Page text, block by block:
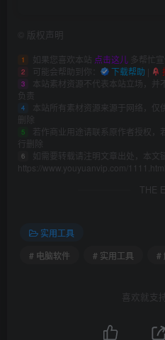
版权声明
1 如果您喜欢本站 点击这儿 多帮忙
2 可能会帮助到你： 下载帮助
3
本站素材资源不代表本站立场，并
负责
4
本站所有素材资源来源于网络，仅
删除
5 若作商业用途请联系原作者授权，
行删除
6
如需要转载请注明文章出处，本文
https://www.youyuanvip.com/1111.html
THE
实用工具
# 电脑软件
# 实用工具 #
喜欢就支